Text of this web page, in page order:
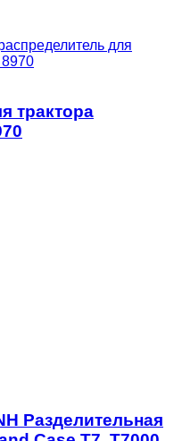
для
8970
трактора
Разделительная